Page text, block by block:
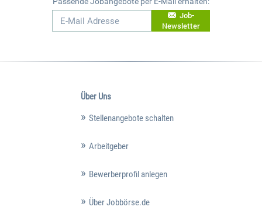
Job-
Newsletter
Über Uns
Stellenangebote schalten
Arbeitgeber
Bewerberprofil anlegen
Über Jobbörse.de